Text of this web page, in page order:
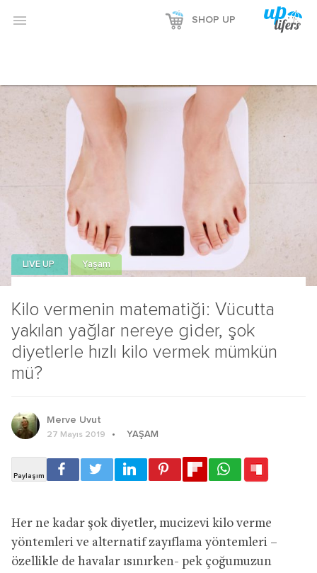
Reklamı Göster
Reklamı Gizle
 SHOP UP
Kilo vermenin matematiği: Vücutta
yakılan yağlar nereye gider, şok
diyetlerle hızlı kilo vermek mümkün
mü?
LIVE UP Yaşam
Merve Uvut
27 Mayıs 2019 YAŞAM
Her ne kadar şok diyetler, mucizevi kilo verme
yöntemleri ve alternatif zayıflama yöntemleri –
özellikle de havalar ısınırken- pek çoğumuzun